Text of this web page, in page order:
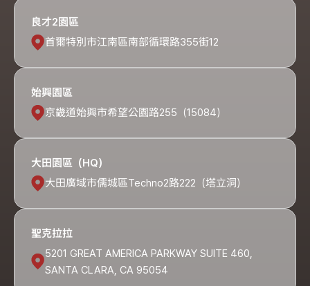
良才2園區
首爾特別市江南區南部循環路355街12
始興園區
京畿道始興市希望公園路255（15084）
大田園區（HQ）
大田廣域市儒城區Techno2路222（塔立洞）
聖克拉拉
5201 GREAT AMERICA PARKWAY SUITE 460,
SANTA CLARA, CA 95054